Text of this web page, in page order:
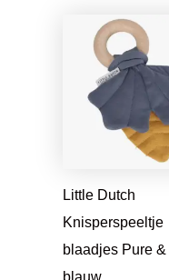
Little Dutch
Knisperspeeltje
blaadjes Pure
blauw
prijs
was:
€7,95.
prijs
is:
€6,28.